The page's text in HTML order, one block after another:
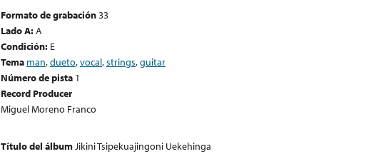
Formato de grabación33
Lado A:A
Condición: E
Tema man,dueto,vocal,strings,guitar
Número de pista 1
Record Producer
Miguel Moreno Franco
Título del álbumJikini Tsipekuajingoni Uekehinga